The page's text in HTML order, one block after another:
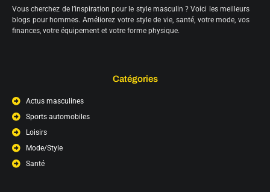
Vous cherchez de l’inspiration pour le style masculin ? Voici les meilleurs
blogs pour hommes. Améliorez votre style de vie, santé, votre mode, vos
finances, votre équipement et votre forme physique.
Catégories
Actus masculines
Sports automobiles
Loisirs
Mode/Style
Santé